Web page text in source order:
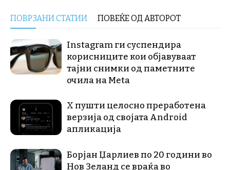
ПОВРЗАНИ СТАТИИ ПОВЕЌЕ ОД АВТОРОТ
Instagram ги суспендира
корисниците кои објавуваат
тајни снимки од паметните
очила на Meta
X пушти целосно преработена
верзија од својата Android
апликација
Борјан Џарлиев по 20 години во
Нов Зеланд се враќа во